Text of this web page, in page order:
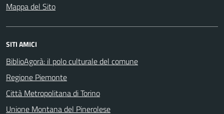
Mappa del Sito
SITI AMICI
BiblioAgorà: il polo culturale del comune
Regione Piemonte
Città Metropolitana di Torino
Unione Montana del Pinerolese